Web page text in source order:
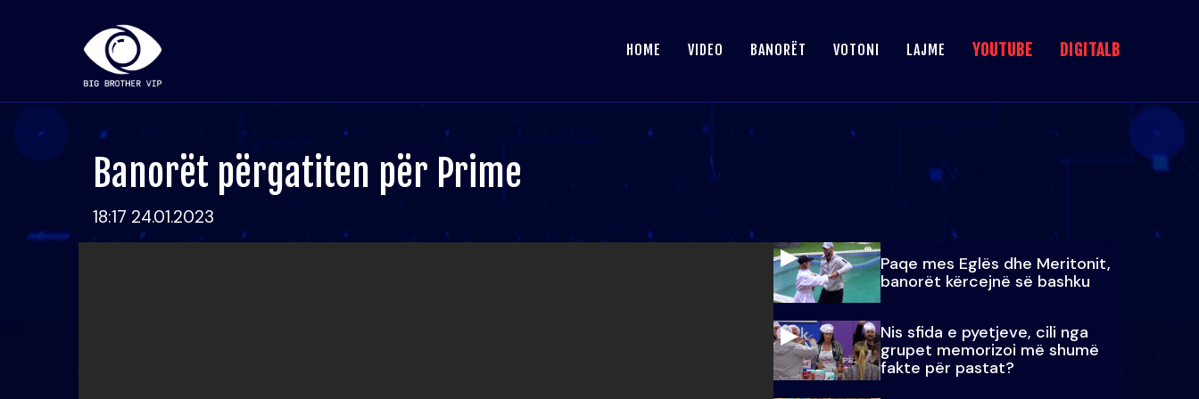
HOME VIDEO BANORËT VOTONI LAJME YOUTUBE DIGITALB
Banorët përgatiten për Prime
18:17 24.01.2023
Paqe mes Eglës dhe Meritonit,
banorët kërcejnë së bashku
Nis sfida e pyetjeve, cili nga
grupet memorizoi më shumë
fakte për pastat?